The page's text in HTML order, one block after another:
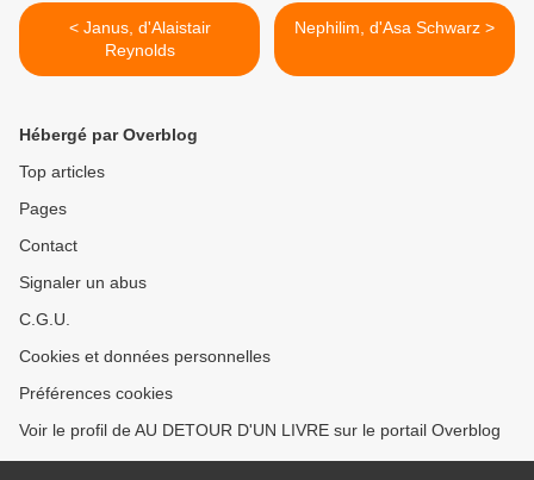
< Janus, d'Alaistair
Reynolds
Nephilim, d'Asa Schwarz >
Hébergé par Overblog
Top articles
Pages
Contact
Signaler un abus
C.G.U.
Cookies et données personnelles
Préférences cookies
Voir le profil de AU DETOUR D'UN LIVRE sur le portail Overblog